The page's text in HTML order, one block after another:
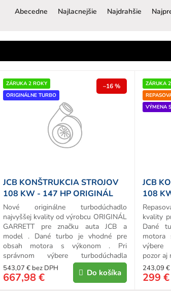
n
p
r
o
Abecedne Najlacnejšie Najdrahšie
ZÁRUKA 2 ROKY
ORIGINÁLNE TURBO
–16 %
JCB KONŠTRUKCIA STROJOV
108 KW - 147 HP ORIGINÁL
TURBO
543,07 € bez DPH
667,98 € Do košíka
Nové originálne turbodúchadlo
najvyššej kvality od výrobcu ORIGINÁL
GARRETT pre značku auta JCB a
model . Dané turbo je vhodné pre
obsah motora s výkonom . Pri
správnom výbere turbodúchadla
treba...
ZÁRUKA
VÝMENA
JCB
108
TURBA
243,09 €
299 €
kvality
Dané
motora
výbere
pozor aj